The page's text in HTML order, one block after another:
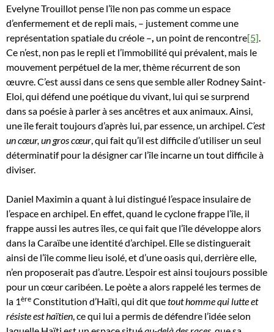
Evelyne Trouillot pense l’île non pas comme un espace
d’enfermement et de repli mais, – justement comme une
représentation spatiale du créole –, un point de rencontre[5].
Ce n’est, non pas le repli et l’immobilité qui prévalent, mais le
mouvement perpétuel de la mer, thème récurrent de son
œuvre. C’est aussi dans ce sens que semble aller Rodney Saint-
Eloi, qui défend une poétique du vivant, lui qui se surprend
dans sa poésie à parler à ses ancêtres et aux animaux. Ainsi,
une île ferait toujours d’après lui, par essence, un archipel.C’est
un cœur, un gros cœur, qui fait qu’il est difficile d’utiliser un seul
déterminatif pour la désigner car l’île incarne un tout difficile à
diviser.
Daniel Maximin a quant à lui distingué l’espace insulaire de
l’espace en archipel. En effet, quand le cyclone frappe l’île, il
frappe aussi les autres îles, ce qui fait que l’île développe alors
dans la Caraïbe une identité d’archipel. Elle se distinguerait
ainsi de l’île comme lieu isolé, et d’une oasis qui, derrière elle,
n’en proposerait pas d’autre. L’espoir est ainsi toujours possible
pour un cœur caribéen. Le poète a alors rappelé les termes de
la 1ère Constitution d’Haïti, qui dit quetout homme qui lutte et
résiste est haïtien, ce qui lui a permis de défendre l’idée selon